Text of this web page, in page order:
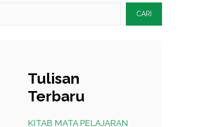
CARI
Tulisan
Terbaru
KITAB MATA PELAJARAN